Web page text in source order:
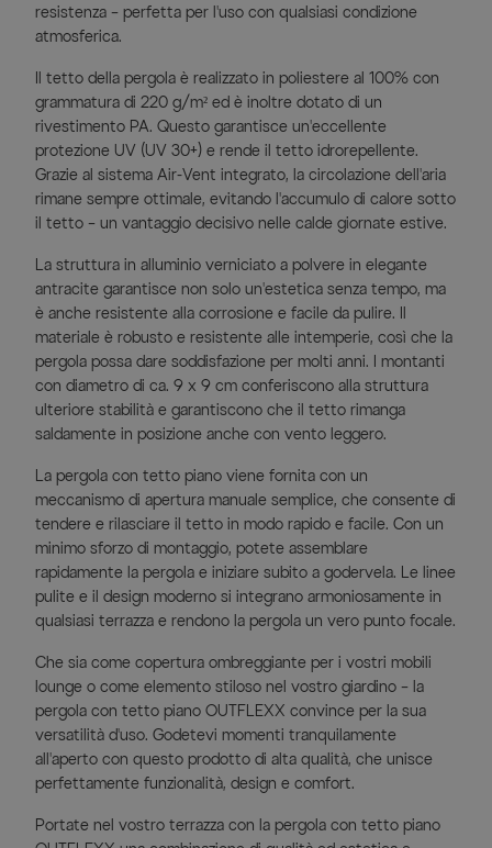
resistenza – perfetta per l'uso con qualsiasi condizione
atmosferica.
Il tetto della pergola è realizzato in poliestere al 100% con
grammatura di 220 g/m² ed è inoltre dotato di un
rivestimento PA. Questo garantisce un'eccellente
protezione UV (UV 30+) e rende il tetto idrorepellente.
Grazie al sistema Air-Vent integrato, la circolazione dell'aria
rimane sempre ottimale, evitando l'accumulo di calore sotto
il tetto – un vantaggio decisivo nelle calde giornate estive.
La struttura in alluminio verniciato a polvere in elegante
antracite garantisce non solo un'estetica senza tempo, ma
è anche resistente alla corrosione e facile da pulire. Il
materiale è robusto e resistente alle intemperie, così che la
pergola possa dare soddisfazione per molti anni. I montanti
con diametro di ca. 9 x 9 cm conferiscono alla struttura
ulteriore stabilità e garantiscono che il tetto rimanga
saldamente in posizione anche con vento leggero.
La pergola con tetto piano viene fornita con un
meccanismo di apertura manuale semplice, che consente di
tendere e rilasciare il tetto in modo rapido e facile. Con un
minimo sforzo di montaggio, potete assemblare
rapidamente la pergola e iniziare subito a godervela. Le linee
pulite e il design moderno si integrano armoniosamente in
qualsiasi terrazza e rendono la pergola un vero punto focale.
Che sia come copertura ombreggiante per i vostri mobili
lounge o come elemento stiloso nel vostro giardino – la
pergola con tetto piano OUTFLEXX convince per la sua
versatilità d'uso. Godetevi momenti tranquilamente
all'aperto con questo prodotto di alta qualità, che unisce
perfettamente funzionalità, design e comfort.
Portate nel vostro terrazza con la pergola con tetto piano